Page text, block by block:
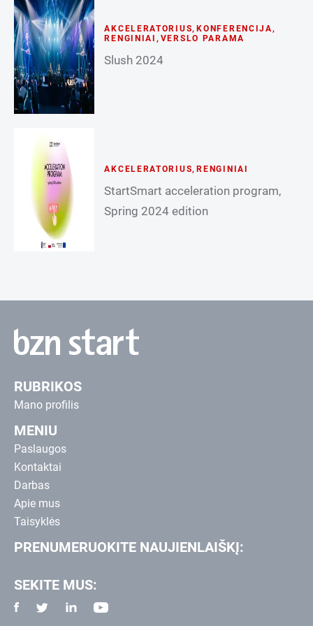
AKCELERATORIUS, KONFERENCIJA,
RENGINIAI , VERSLO PARAMA
Slush 2024
AKCELERATORIUS, RENGINIAI
StartSmart acceleration program,
Spring 2024 edition
RUBRIKOS
Mano profilis
MENIU
Paslaugos
Kontaktai
Darbas
Apie mus
Taisyklės
PRENUMERUOKITE NAUJIENLAIŠKĮ:
SEKITE MUS: